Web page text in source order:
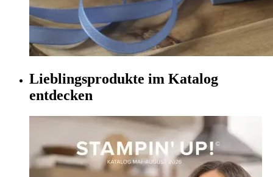
Lieblingsprodukte im Katalog
entdecken